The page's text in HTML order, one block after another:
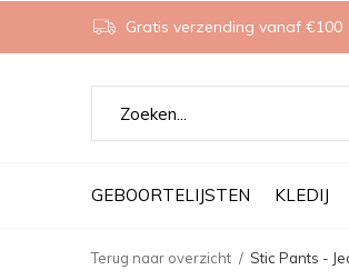
GEBOORTELIJSTEN KLEDIJ
Gratis verzending vanaf €100
Terug naar overzicht Stic Pants -